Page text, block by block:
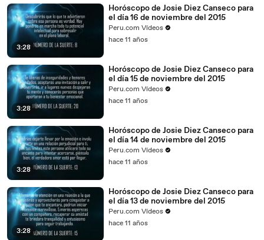
3:28
Horóscopo de Josie Diez Canseco para
el día 16 de noviembre del 2015
Peru.com Vídeos
hace 11 años
3:28
Horóscopo de Josie Diez Canseco para
el día 15 de noviembre del 2015
Peru.com Vídeos
hace 11 años
3:28
Horóscopo de Josie Diez Canseco para
el día 14 de noviembre del 2015
Peru.com Vídeos
hace 11 años
3:28
Horóscopo de Josie Diez Canseco para
el día 13 de noviembre del 2015
Peru.com Vídeos
hace 11 años